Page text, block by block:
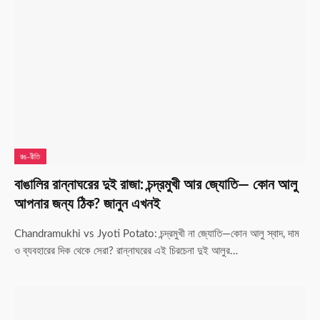
রঙ-রীতি
বাঙালির রান্নাঘরের দুই রাজা: চন্দ্রমুখী আর জ্যোতি— কোন আলু
আপনার জন্য ঠিক? জানুন এখনই
Chandramukhi vs Jyoti Potato: চন্দ্রমুখী না জ্যোতি—কোন আলু স্বাদ, দাম
ও ব্যবহারের দিক থেকে সেরা? রান্নাঘরের এই চিরচেনা দুই আলুর…